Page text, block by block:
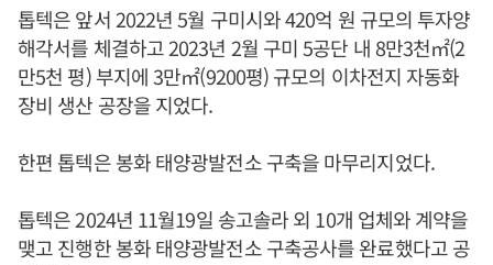
톱텍은 앞서 2022년 5월 구미시와 420억 원 규모의 투자양
해각서를 체결하고 2023년 2월 구미 5공단 내 8만3천㎡(2
만5천 평) 부지에 3만㎡(9200평) 규모의 이차전지 자동화
장비 생산 공장을 지었다.
한편 톱텍은 봉화 태양광발전소 구축을 마무리지었다.
톱텍은 2024년 11월19일 송고솔라 외 10개 업체와 계약을
맺고 진행한 봉화 태양광발전소 구축공사를 완료했다고 공